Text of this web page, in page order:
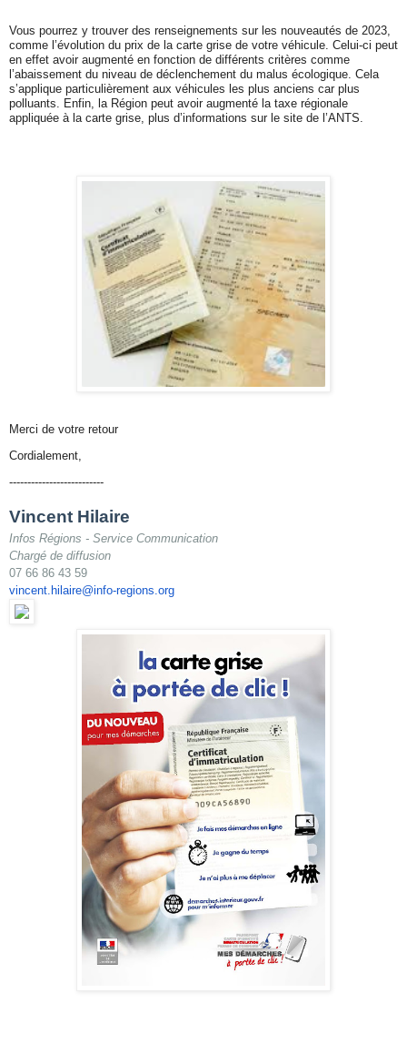
Vous pourrez y trouver des renseignements sur les nouveautés de 2023,
comme l’évolution du prix de la carte grise de votre véhicule. Celui-ci peut
en effet avoir augmenté en fonction de différents critères comme
l’abaissement du niveau de déclenchement du malus écologique. Cela
s’applique particulièrement aux véhicules les plus anciens car plus
polluants. Enfin, la Région peut avoir augmenté la taxe régionale
appliquée à la carte grise, plus d’informations sur le site de l’ANTS.
Merci de votre retour
Cordialement,
--------------------------
Vincent Hilaire
Infos Régions - Service Communication
Chargé de diffusion
07 66 86 43 59
vincent.hilaire@info-regions. org